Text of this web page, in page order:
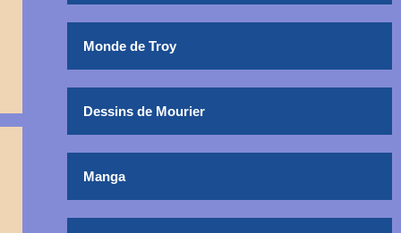
Monde de Troy
Dessins de Mourier
Manga